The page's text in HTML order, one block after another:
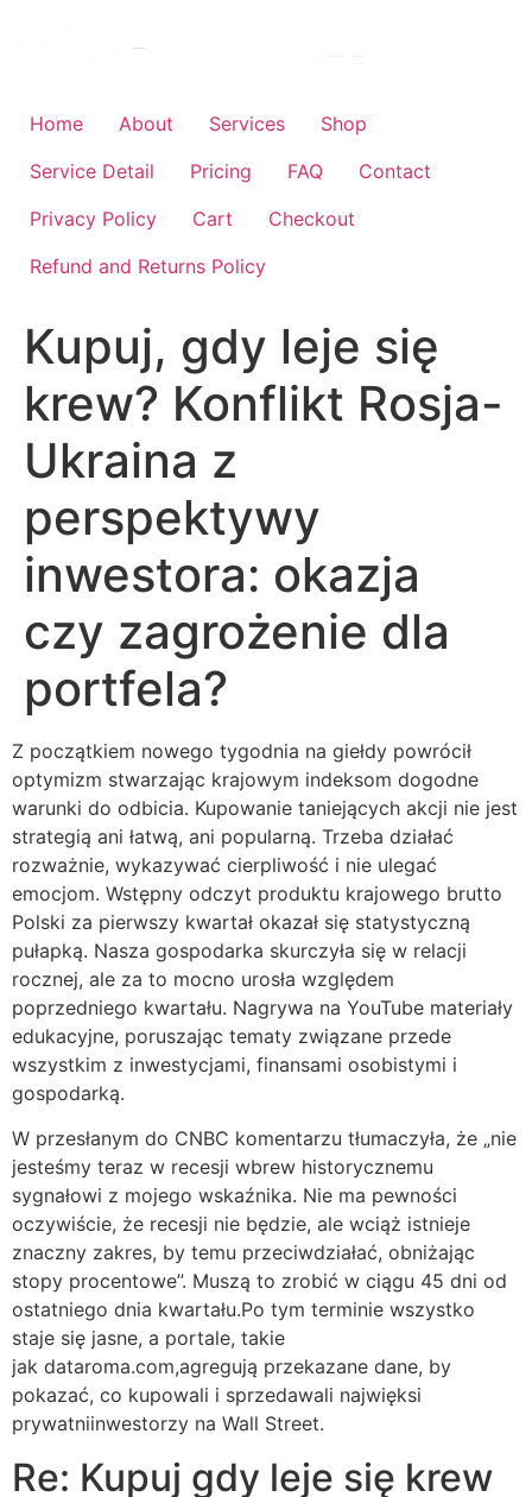
Home About Services
Shop
Service Detail
Pricing FAQ
Contact
Privacy Policy
Cart
Checkout
Refund and Returns Policy
Kupuj, gdy leje się
krew? Konflikt Rosja-
Ukraina z
perspektywy
inwestora: okazja
czy zagrożenie dla
portfela?
Z początkiem nowego tygodnia na giełdy powrócił
optymizm stwarzając krajowym indeksom dogodne
warunki do odbicia. Kupowanie taniejących akcji nie jest
strategią ani łatwą, ani popularną. Trzeba działać
rozważnie, wykazywać cierpliwość i nie ulegać
emocjom. Wstępny odczyt produktu krajowego brutto
Polski za pierwszy kwartał okazał się statystyczną
pułapką. Nasza gospodarka skurczyła się w relacji
rocznej, ale za to mocno urosła względem
poprzedniego kwartału. Nagrywa na YouTube materiały
edukacyjne, poruszając tematy związane przede
wszystkim z inwestycjami, finansami osobistymi i
gospodarką.
W przesłanym do CNBC komentarzu tłumaczyła, że „nie
jesteśmy teraz w recesji wbrew historycznemu
sygnałowi z mojego wskaźnika. Nie ma pewności
oczywiście, że recesji nie będzie, ale wciąż istnieje
znaczny zakres, by temu przeciwdziałać, obniżając
stopy procentowe”. Muszą to zrobić w ciągu 45 dni od
ostatniego dnia kwartału.Po tym terminie wszystko
staje się jasne, a portale, takie
jak dataroma.com,agregują przekazane dane, by
pokazać, co kupowali i sprzedawali najwięksi
prywatniinwestorzy na Wall Street.
Re: Kupuj gdy leje się krew